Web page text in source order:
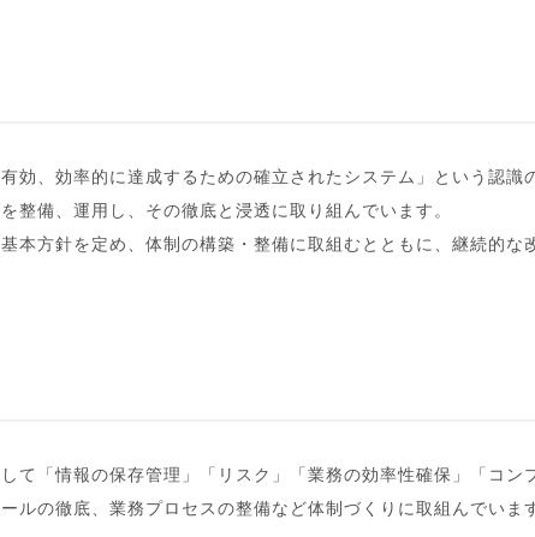
効、効率的に達成するための確立されたシステム」という認識
整備、運用し、その徹底と浸透に取り組んでいます。
本方針を定め、体制の構築・整備に取組むとともに、継続的な
て「情報の保存管理」「リスク」「業務の効率性確保」「コン
ルの徹底、業務プロセスの整備など体制づくりに取組んでいま